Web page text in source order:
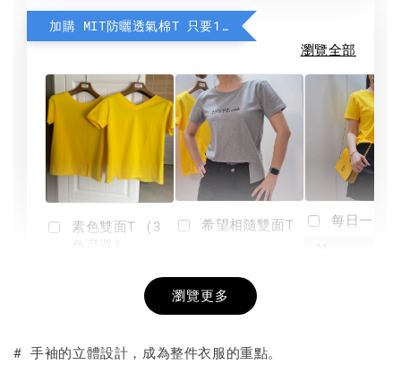
加購 MIT防曬透氣棉T 只要190元
瀏覽全部
素色雙面T (3
+
希望相隨雙面T
NT$ 190
-
每日一笑
瀏覽更多
# 手袖的立體設計，成為整件衣服的重點。